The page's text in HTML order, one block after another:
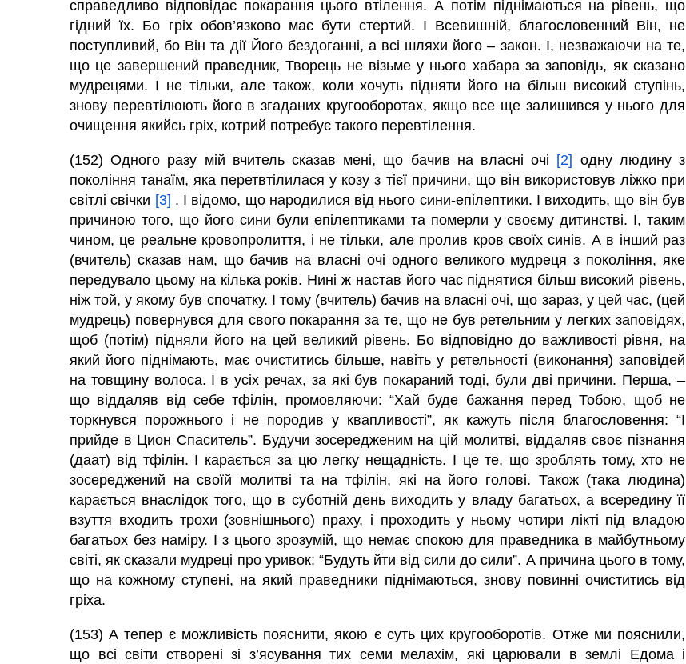
справедливо відповідає покарання цього втілення. А потім піднімаються на рівень, що
гідний їх. Бо гріх обов’язково має бути стертий. І Всевишній, благословенний Він, не
поступливий, бо Він та дії Його бездоганні, а всі шляхи його – закон. І, незважаючи на те,
що це завершений праведник, Творець не візьме у нього хабара за заповідь, як сказано
мудрецями. І не тільки, але також, коли хочуть підняти його на більш високий ступінь,
знову перевтілюють його в згаданих кругооборотах, якщо все ще залишився у нього для
очищення якийсь гріх, котрий потребує такого перевтілення.
(152) Одного разу мій вчитель сказав мені, що бачив на власні очі [2] одну людину з
покоління танаїм, яка перетвтілилася у козу з тієї причини, що він використовув ліжко при
світлі свічки [3] . І відомо, що народилися від нього сини-епілептики. І виходить, що він був
причиною того, що його сини були епілептиками та померли у своєму дитинстві. І, таким
чином, це реальне кровопролиття, і не тільки, але пролив кров своїх синів. А в інший раз
(вчитель) сказав нам, що бачив на власні очі одного великого мудреця з покоління, яке
передувало цьому на кілька років. Нині ж настав його час піднятися більш високий рівень,
ніж той, у якому був спочатку. І тому (вчитель) бачив на власні очі, що зараз, у цей час, (цей
мудрець) повернувся для свого покарання за те, що не був ретельним у легких заповідях,
щоб (потім) підняли його на цей великий рівень. Бо відповідно до важливості рівня, на
який його піднімають, має очиститись більше, навіть у ретельності (виконання) заповідей
на товщину волоса. І в усіх речах, за які був покараний тоді, були дві причини. Перша, –
що віддаляв від себе тфілін, промовляючи: “Хай буде бажання перед Тобою, щоб не
торкнувся порожнього і не породив у квапливості”, як кажуть після благословення: “І
прийде в Цион Спаситель”. Будучи зосередженим на цій молитві, віддаляв своє пізнання
(даат) від тфілін. І карається за цю легку нещадність. І це те, що зроблять тому, хто не
зосереджений на своїй молитві та на тфілін, які на його голові. Також (така людина)
карається внаслідок того, що в суботній день виходить у владу багатьох, а всередину її
взуття входить трохи (зовнішнього) праху, і проходить у ньому чотири лікті під владою
багатьох без наміру. І з цього зрозумій, що немає спокою для праведника в майбутньому
світі, як сказали мудреці про уривок: “Будуть йти від сили до сили”. А причина цього в тому,
що на кожному ступені, на який праведники піднімаються, знову повинні очиститись від
гріха.
(153) А тепер є можливість пояснити, якою є суть цих кругооборотів. Отже ми пояснили,
що всі світи створені зі з’ясування тих семи мелахім, які царювали в землі Едома і